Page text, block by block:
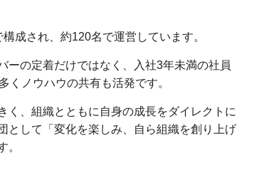
成され、約120名で運営しています。
ーの定着だけではなく、入社3年未満の社員
くノウハウの共有も活発です。
く、組織とともに自身の成長をダイレクトに
として「変化を楽しみ、自ら組織を創り上げ
。